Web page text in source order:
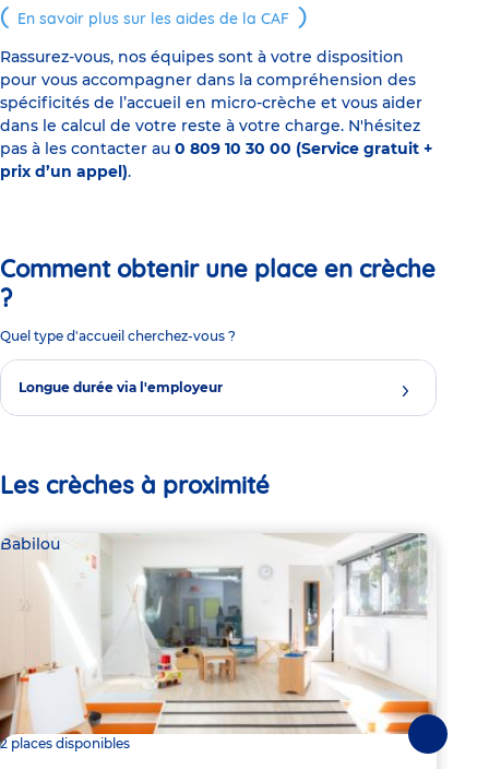
En savoir plus sur les aides de la CAF
Rassurez-vous, nos équipes sont à votre disposition
pour vous accompagner dans la compréhension des
spécificités de l’accueil en micro-crèche et vous aider
dans le calcul de votre reste à votre charge. N'hésitez
pas à les contacter au 0 809 10 30 00 (Service gratuit +
prix d’un appel).
Comment obtenir une place en crèche
?
Quel type d'accueil cherchez-vous ?
Longue durée via l'employeur
Les crèches à proximité
Babilou
2 places disponibles